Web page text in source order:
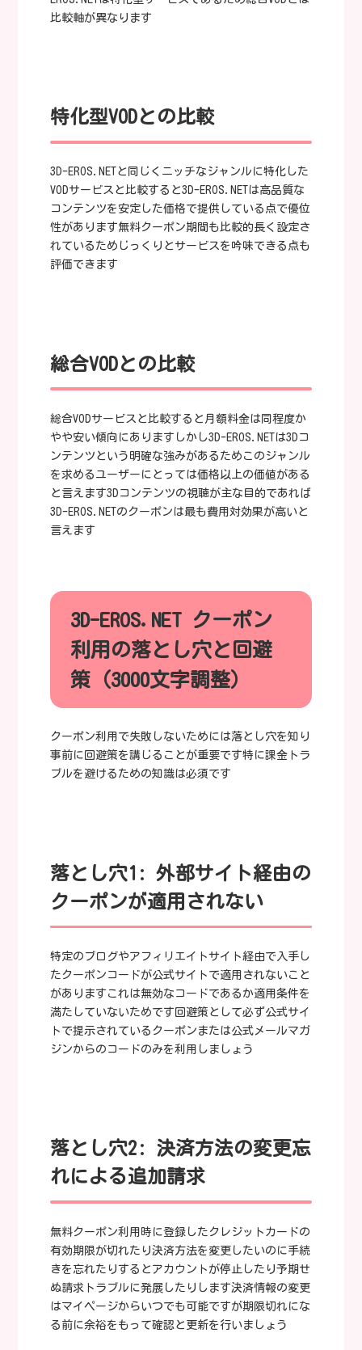
比較軸が異なります
特化型VODとの比較
3D-EROS.NETと同じくニッチなジャンルに特化した
VODサービスと比較すると3D-EROS.NETは高品質な
コンテンツを安定した価格で提供している点で優位
性があります無料クーポン期間も比較的長く設定さ
れているためじっくりとサービスを吟味できる点も
評価できます
総合VODとの比較
総合VODサービスと比較すると月額料金は同程度か
やや安い傾向にありますしかし3D-EROS.NETは3Dコ
ンテンツという明確な強みがあるためこのジャンル
を求めるユーザーにとっては価格以上の価値がある
と言えます3Dコンテンツの視聴が主な目的であれば
3D-EROS.NETのクーポンは最も費用対効果が高いと
言えます
3D-EROS.NET クーポン
利用の落とし穴と回避
策（3000文字調整）
クーポン利用で失敗しないためには落とし穴を知り
事前に回避策を講じることが重要です特に課金トラ
ブルを避けるための知識は必須です
落とし穴1: 外部サイト経由の
クーポンが適用されない
特定のブログやアフィリエイトサイト経由で入手し
たクーポンコードが公式サイトで適用されないこと
がありますこれは無効なコードであるか適用条件を
満たしていないためです回避策として必ず公式サイ
トで提示されているクーポンまたは公式メールマガ
ジンからのコードのみを利用しましょう
落とし穴2: 決済方法の変更忘
れによる追加請求
無料クーポン利用時に登録したクレジットカードの
有効期限が切れたり決済方法を変更したいのに手続
きを忘れたりするとアカウントが停止したり予期せ
ぬ請求トラブルに発展したりします決済情報の変更
はマイページからいつでも可能ですが期限切れにな
る前に余裕をもって確認と更新を行いましょう